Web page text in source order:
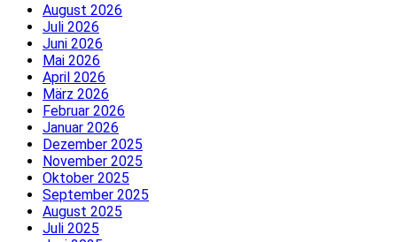
August 2026
Juli 2026
Juni 2026
Mai 2026
April 2026
März 2026
Februar 2026
Januar 2026
Dezember 2025
November 2025
Oktober 2025
September 2025
August 2025
Juli 2025